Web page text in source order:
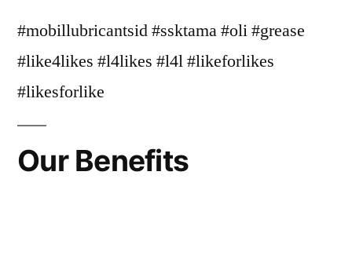
#mobillubricantsid #ssktama #oli #grease
#like4likes #l4likes #l4l #likeforlikes
#likesforlike
Our Benefits